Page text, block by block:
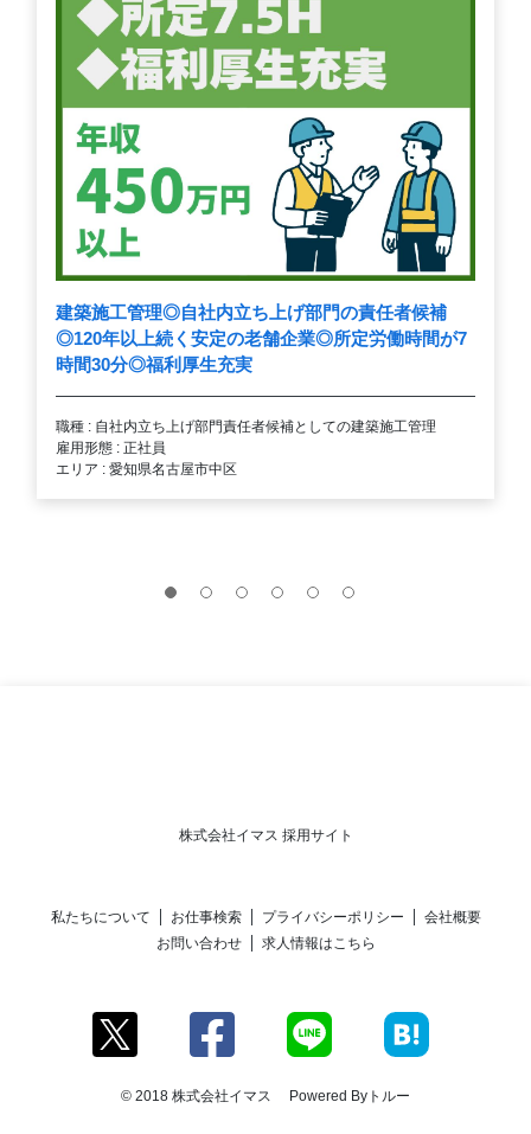
建築施工管理◎自社内立ち上げ部門の責任者候補
◎120年以上続く安定の老舗企業◎所定労働時間が7
時間30分◎福利厚生充実
職種 : 自社内立ち上げ部門責任者候補としての建築施工管理
雇用形態 : 正社員
エリア : 愛知県名古屋市中区
株式会社イマス 採用サイト
私たちについて お仕事検索 プライバシーポリシー
会社概要
お問い合わせ
求人情報はこちら
© 2018 株式会社イマス Powered By トルー